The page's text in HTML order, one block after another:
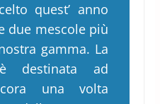
quest’ anno
due mescole più
gamma. La
destinata ad
una volta